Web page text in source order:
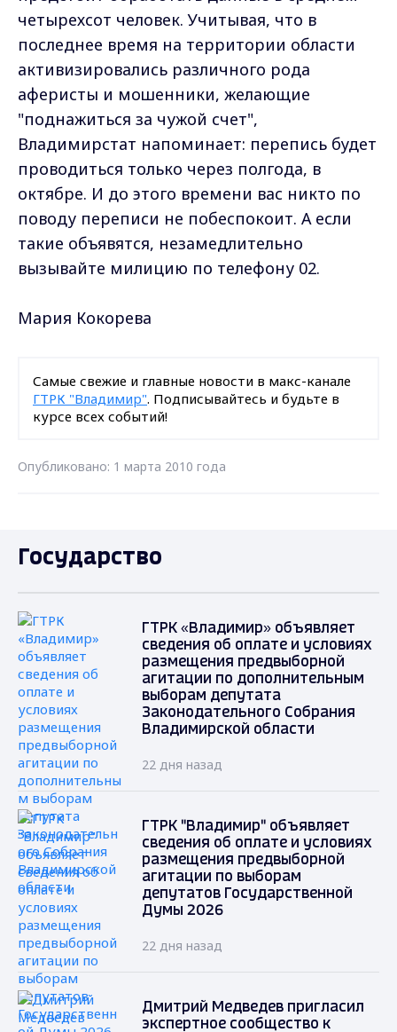
четырехсот человек. Учитывая, что в
последнее время на территории области
активизировались различного рода
аферисты и мошенники, желающие
"поднажиться за чужой счет",
Владимирстат напоминает: перепись будет
проводиться только через полгода, в
октябре. И до этого времени вас никто по
поводу переписи не побеспокоит. А если
такие объявятся, незамедлительно
вызывайте милицию по телефону 02.
Мария Кокорева
Самые свежие и главные новости в макс-канале
ГТРК "Владимир". Подписывайтесь и будьте в
курсе всех событий!
Опубликовано: 1 марта 2010 года
Государство
ГТРК «Владимир» объявляет
сведения об оплате и условиях
размещения предвыборной
агитации по дополнительным
выборам депутата
Законодательного Собрания
Владимирской области
22 дня назад
ГТРК "Владимир" объявляет
сведения об оплате и условиях
размещения предвыборной
агитации по выборам
депутатов Государственной
Думы 2026
22 дня назад
Дмитрий Медведев пригласил
экспертное сообщество к